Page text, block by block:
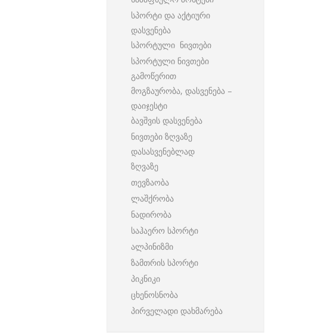
სპორტი და აქტიური
დასვენება
სპორტული ნივთები
სპორტული ნივთები
გამოწერით
მოგზაურობა, დასვენება –
დაიჯესტი
ბავშვის დასვენება
ნივთები ზღვაზე
დასასვენებლად
ზღვაზე
თევზაობა
ლაშქრობა
ნადირობა
საჰაერო სპორტი
ალპინიზმი
ზამთრის სპორტი
პიკნიკი
ცხენოსნობა
პირველადი დახმარება